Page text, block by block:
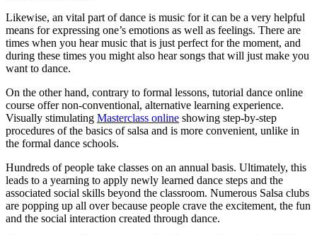
Likewise, an vital part of dance is music for it can be a very helpful
means for expressing one’s emotions as well as feelings. There are
times when you hear music that is just perfect for the moment, and
during these times you might also hear songs that will just make you
want to dance.
On the other hand, contrary to formal lessons, tutorial dance online
course offer non-conventional, alternative learning experience.
Visually stimulating Masterclass online showing step-by-step
procedures of the basics of salsa and is more convenient, unlike in
the formal dance schools.
Hundreds of people take classes on an annual basis. Ultimately, this
leads to a yearning to apply newly learned dance steps and the
associated social skills beyond the classroom. Numerous Salsa clubs
are popping up all over because people crave the excitement, the fun
and the social interaction created through dance.